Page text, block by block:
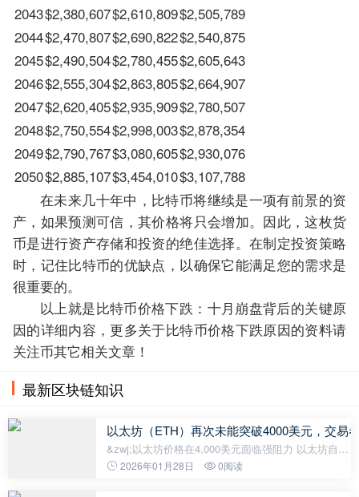
2043$2,380,607$2,610,809$2,505,789
2044$2,470,807$2,690,822$2,540,875
2045$2,490,504$2,780,455$2,605,643
2046$2,555,304$2,863,805$2,664,907
2047$2,620,405$2,935,909$2,780,507
2048$2,750,554$2,998,003$2,878,354
2049$2,790,767$3,080,605$2,930,076
2050$2,885,107$3,454,010$3,107,788
在未来几十年中，比特币将继续是一项有前景的资
产，如果预测可信，其价格将只会增加。因此，这枚货
币是进行资产存储和投资的绝佳选择。在制定投资策略
时，记住比特币的优缺点，以确保它能满足您的需求是
很重要的。
以上就是比特币价格下跌：十月崩盘背后的关键原
因的详细内容，更多关于比特币价格下跌原因的资料请
关注币其它相关文章！
最新区块链知识
以太坊（ETH）再次未能突破4000美元，交易
&zwj;以太坊价格在4,000美元面临强阻力 以太坊自10
月11日触及3,500美元低点后反弹16%，但在4,000美
2026年01月28日 0阅读